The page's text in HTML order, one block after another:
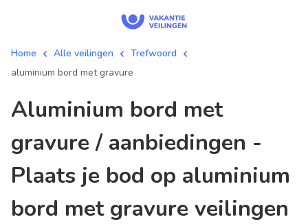
Home Alle veilingen
Trefwoord
aluminium bord met gravure
aluminium bord met
gravure / aanbiedingen -
Plaats je bod op aluminium
bord met gravure veilingen